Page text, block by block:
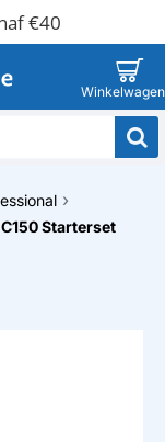
€40
Starterset